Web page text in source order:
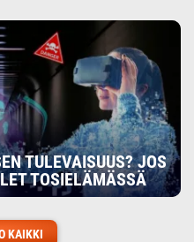
TULEVAISUUS? JOS
TOSIELÄMÄSSÄ
KAIKKI